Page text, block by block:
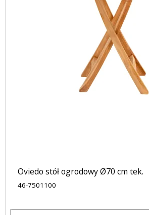
Oviedo stół ogrodowy Ø70 cm tek.
46-7501100